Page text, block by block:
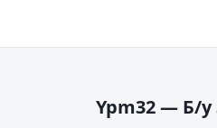
Ypm32 — Б/